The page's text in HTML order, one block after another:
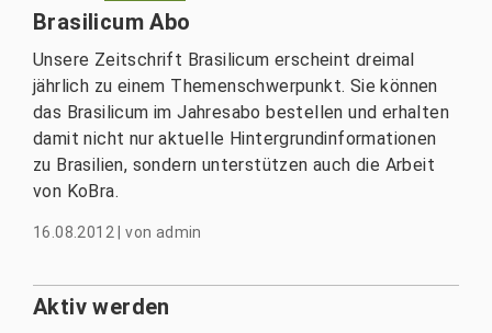
Brasilicum Abo
Unsere Zeitschrift Brasilicum erscheint dreimal
jährlich zu einem Themenschwerpunkt. Sie können
das Brasilicum im Jahresabo bestellen und erhalten
damit nicht nur aktuelle Hintergrundinformationen
zu Brasilien, sondern unterstützen auch die Arbeit
von KoBra.
16.08.2012 |von admin
Aktiv werden